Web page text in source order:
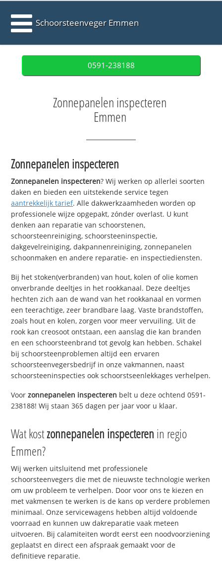
Schoorsteenveger Emmen
0591-238188
Zonnepanelen inspecteren
Emmen
Zonnepanelen inspecteren
Zonnepanelen inspecteren? Wij werken op allerlei soorten
daken en bieden een uitstekende service tegen
aantrekkelijk tarief. Alle dakwerkzaamheden worden op
professionele wijze opgepakt, zónder overlast. U kunt
denken aan reparatie van schoorstenen,
schoorsteenreiniging, schoorsteeninspectie,
dakgevelreiniging, dakpannenreiniging, zonnepanelen
schoonmaken en andere reparatie- en inspectiediensten.
Bij het stoken(verbranden) van hout, kolen of olie komen
onverbrande deeltjes in het rookkanaal. Deze deeltjes
hechten zich aan de wand van het rookkanaal en vormen
een teerachtige, zeer brandbare laag. Vaste brandstoffen,
zoals hout en kolen, zorgen voor meer vervuiling. Uit de
rook kan creosoot ontstaan, een aanslag die kan branden
en een schoorsteenbrand tot gevolg kan hebben. Schakel
bij schoorsteenproblemen altijd een ervaren
schoorsteenvegersbedrijf in onze vakmannen, naast
schoorsteeninspecties ook schoorstseenlekkages verhelpen.
Voorzonnepanelen inspecteren belt u deze ochtend 0591-
238188! Wij staan 365 dagen per jaar voor u klaar.
Wat kostzonnepanelen inspecteren in regio
Emmen?
Wij werken uitsluitend met professionele
schoorsteenvegers die met de nieuwste technologie werken
om uw probleem te verhelpen. Door voor ons te kiezen en
met vakmensen te werken is de kans op verdere problemen
minimaal. Onze servicewagens hebben altijd voldoende
voorraad en kunnen uw dakreparatie vaak meteen
uitvoeren. Bij calamiteiten wordt eerst een noodvoorziening
geplaatst en direct een afspraak gemaakt voor de
definitieve reparatie.